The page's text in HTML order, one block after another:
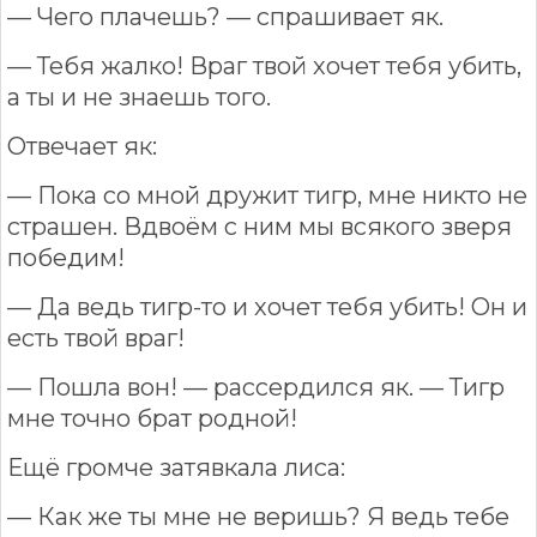
— Чего плачешь? — спрашивает як.
— Тебя жалко! Враг твой хочет тебя убить,
а ты и не знаешь того.
Отвечает як:
— Пока со мной дружит тигр, мне никто не
страшен. Вдвоём с ним мы всякого зверя
победим!
— Да ведь тигр-то и хочет тебя убить! Он и
есть твой враг!
— Пошла вон! — рассердился як. — Тигр
мне точно брат родной!
Ещё громче затявкала лиса:
— Как же ты мне не веришь? Я ведь тебе